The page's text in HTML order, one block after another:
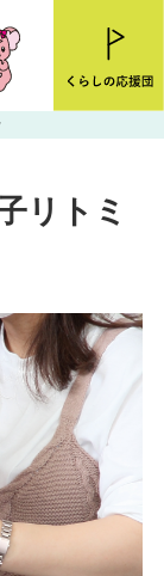
らバス
リトミ